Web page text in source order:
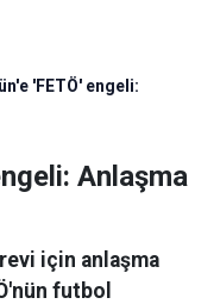
'FETÖ' engeli:
Anlaşma
için anlaşma
futbol